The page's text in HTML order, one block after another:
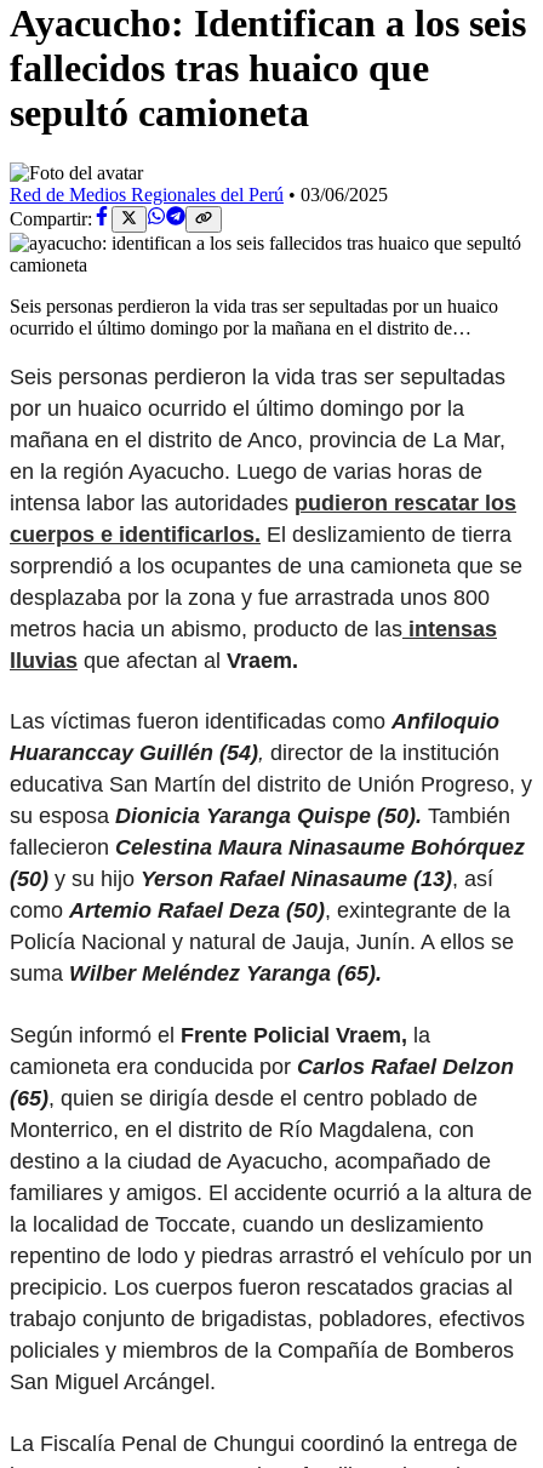
Ayacucho: Identifican a los seis
fallecidos tras huaico que
sepultó camioneta
Red de Medios Regionales del Perú • 03/06/2025
Compartir:
Seis personas perdieron la vida tras ser sepultadas por un huaico
ocurrido el último domingo por la mañana en el distrito de…
Seis personas perdieron la vida tras ser sepultadas
por un huaico ocurrido el último domingo por la
mañana en el distrito de Anco, provincia de La Mar,
en la región Ayacucho. Luego de varias horas de
intensa labor las autoridades pudieron rescatar los
cuerpos e identificarlos. El deslizamiento de tierra
sorprendió a los ocupantes de una camioneta que se
desplazaba por la zona y fue arrastrada unos 800
metros hacia un abismo, producto de las intensas
lluvias que afectan al Vraem.
Las víctimas fueron identificadas comoAnfiloquio
Huaranccay Guillén (54), director de la institución
educativa San Martín del distrito de Unión Progreso, y
su esposa Dionicia Yaranga Quispe (50). También
fallecieron Celestina Maura Ninasaume Bohórquez
(50) y su hijo Yerson Rafael Ninasaume (13), así
comoArtemio Rafael Deza (50), exintegrante de la
Policía Nacional y natural de Jauja, Junín. A ellos se
suma Wilber Meléndez Yaranga (65).
Según informó el Frente Policial Vraem, la
camioneta era conducida por Carlos Rafael Delzon
(65), quien se dirigía desde el centro poblado de
Monterrico, en el distrito de Río Magdalena, con
destino a la ciudad de Ayacucho, acompañado de
familiares y amigos. El accidente ocurrió a la altura de
la localidad de Toccate, cuando un deslizamiento
repentino de lodo y piedras arrastró el vehículo por un
precipicio. Los cuerpos fueron rescatados gracias al
trabajo conjunto de brigadistas, pobladores, efectivos
policiales y miembros de la Compañía de Bomberos
San Miguel Arcángel.
La Fiscalía Penal de Chungui coordinó la entrega de